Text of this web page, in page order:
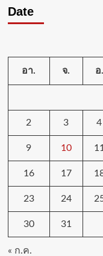
Date
อา. จ. อ.
2 3 4
9 10 11
16 17
23 24
30 31
« ก.ค.